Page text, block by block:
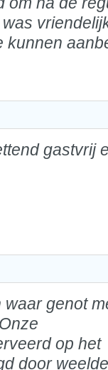
kunnen
gastvrij
waar genot
op het
door